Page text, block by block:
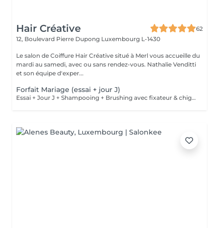
Hair Créative
62
12, Boulevard Pierre Dupong Luxembourg L-1430
Le salon de Coiffure Hair Créative situé à Merl vous accueille du
mardi au samedi, avec ou sans rendez-vous. Nathalie Venditti
et son équipe d'exper...
Forfait Mariage (essai + jour J)
Essai + Jour J + Shampooing + Brushing avec fixateur & chignon